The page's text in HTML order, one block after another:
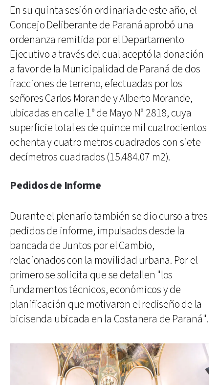
En su quinta sesión ordinaria de este año, el
Concejo Deliberante de Paraná aprobó una
ordenanza remitida por el Departamento
Ejecutivo a través del cual aceptó la donación
a favor de la Municipalidad de Paraná de dos
fracciones de terreno, efectuadas por los
señores Carlos Morande y Alberto Morande,
ubicadas en calle 1° de Mayo N° 2818, cuya
superficie total es de quince mil cuatrocientos
ochenta y cuatro metros cuadrados con siete
decímetros cuadrados (15.484.07 m2).
Pedidos de Informe
Durante el plenario también se dio curso a tres
pedidos de informe, impulsados desde la
bancada de Juntos por el Cambio,
relacionados con la movilidad urbana. Por el
primero se solicita que se detallen "los
fundamentos técnicos, económicos y de
planificación que motivaron el rediseño de la
bicisenda ubicada en la Costanera de Paraná".